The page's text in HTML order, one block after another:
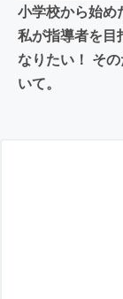
小学校から始め
私が指導者を目
なりたい！ そ
いて。